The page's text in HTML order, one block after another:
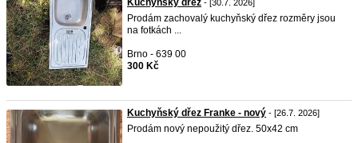
Kuchyňský dřez - [30.7. 2026]
Prodám zachovalý kuchyňský dřez rozměry jsou
na fotkách ...
Brno - 639 00
300 Kč
Kuchyňský dřez Franke - nový - [26.7. 2026]
Prodám nový nepoužitý dřez. 50x42 cm